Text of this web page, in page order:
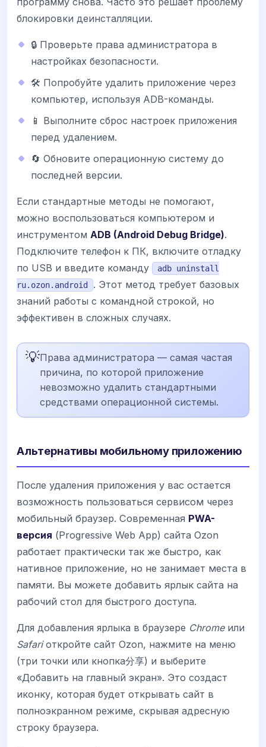
блокировки деинсталляции.
🔒 Проверьте права администратора в
настройках безопасности.
🛠️ Попробуйте удалить приложение через
компьютер, используя ADB-команды.
📱 Выполните сброс настроек приложения
перед удалением.
🔄 Обновите операционную систему до
последней версии.
Если стандартные методы не помогают,
можно воспользоваться компьютером и
инструментом ADB (Android Debug Bridge).
Подключите телефон к ПК, включите отладку
по USB и введите команду
adb uninstall
ru.ozon.android
. Этот метод требует базовых
знаний работы с командной строкой, но
эффективен в сложных случаях.
💡Права администратора — самая частая
причина, по которой приложение
невозможно удалить стандартными
средствами операционной системы.
Альтернативы мобильному приложению
После удаления приложения у вас остается
возможность пользоваться сервисом через
мобильный браузер. Современная PWA-
версия (Progressive Web App) сайта Ozon
работает практически так же быстро, как
нативное приложение, но не занимает места в
памяти. Вы можете добавить ярлык сайта на
рабочий стол для быстрого доступа.
Для добавления ярлыка в браузере Chromeили
Safariоткройте сайт Ozon, нажмите на меню
(три точки или кнопка分享) и выберите
«Добавить на главный экран». Это создаст
иконку, которая будет открывать сайт в
полноэкранном режиме, скрывая адресную
строку браузера.